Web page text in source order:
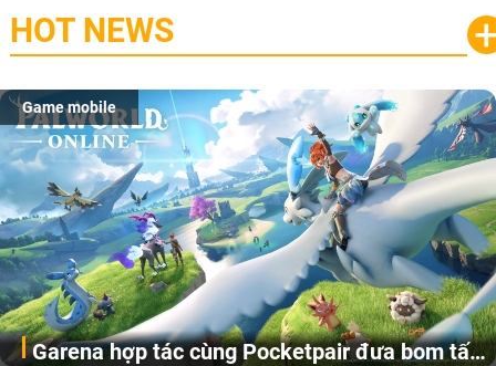
HOT NEWS
Game mobile
Garena hợp tác cùng Pocketpair đưa bom tấn